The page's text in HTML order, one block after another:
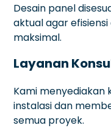
Desain panel
aktual agar
maksimal.
Layanan
Kami menyediakan
instalasi dan
semua proyek.